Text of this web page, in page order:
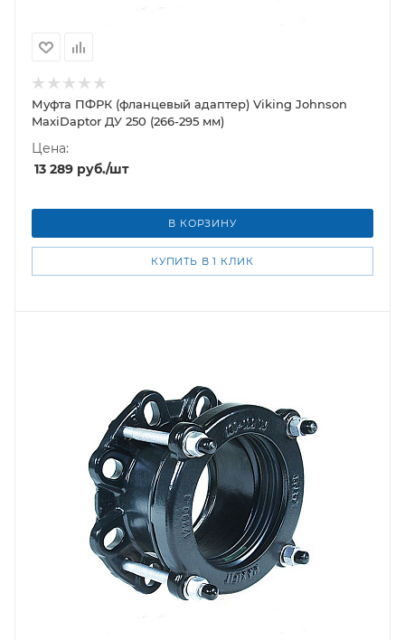
Муфта ПФРК (фланцевый адаптер) Viking Johnson
MaxiDaptor ДУ 250 (266-295 мм)
Цена:
13 289 руб./шт
В КОРЗИНУ
КУПИТЬ В 1 КЛИК